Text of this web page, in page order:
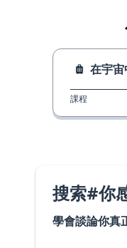
在宇
課程
搜索#你
學會談論你真